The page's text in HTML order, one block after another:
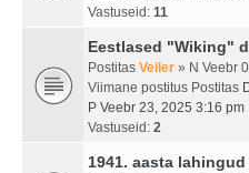
Vastuseid: 11
Eestlased "Wiking"
Postitas Veiler » N Veebr
Viimane postitus Postitas
P Veebr 23, 2025 3:16 pm
Vastuseid: 2
1941. aasta lahingud